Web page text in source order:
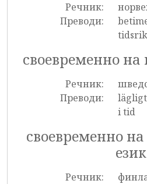
Речник:
Преводи:
своевременно на
Речник:
Преводи:
i tid
своевременно
език
Речник: